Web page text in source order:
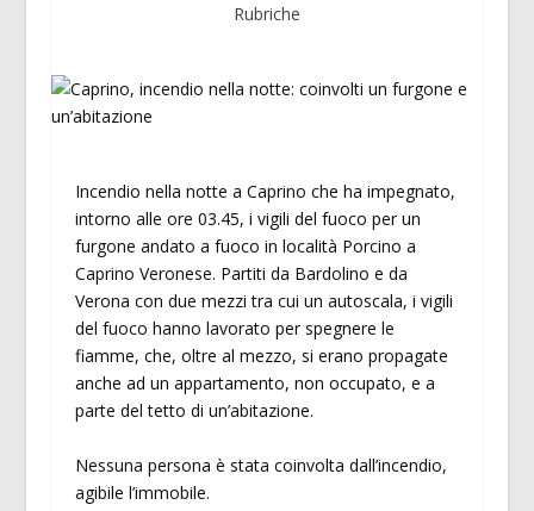
Rubriche
Incendio nella notte a Caprino che ha impegnato,
intorno alle ore 03.45, i vigili del fuoco per un
furgone andato a fuoco in località Porcino a
Caprino Veronese. Partiti da Bardolino e da
Verona con due mezzi tra cui un autoscala, i vigili
del fuoco hanno lavorato per spegnere le
fiamme, che, oltre al mezzo, si erano propagate
anche ad un appartamento, non occupato, e a
parte del tetto di un’abitazione.
Nessuna persona è stata coinvolta dall’incendio,
agibile l’immobile.